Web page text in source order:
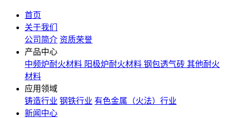
首页
关于我们
公司简介 资质荣誉
产品中心
中频炉耐火材料 阳极炉耐火材料 钢包透气砖 其他耐火
材料
应用领域
铸造行业 钢铁行业 有色金属（火法）行业
新闻中心